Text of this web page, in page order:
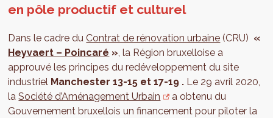
en pôle productif et culturel
Dans le cadre duContrat de rénovation urbaine (CRU) «
Heyvaert – Poincaré », la Région bruxelloise a
approuvé les principes du redéveloppement du site
industriel Manchester 13-15 et 17-19 . Le 29 avril 2020,
laSociété d’Aménagement Urbain
a obtenu du
Gouvernement bruxellois un financement pour piloter la